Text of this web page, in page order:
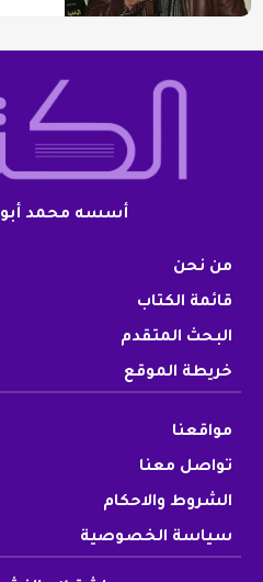
أسسه محمد أبوزيد
من نحن
قائمة الكتاب
البحث المتقدم
خريطة الموقع
مواقعنا
تواصل معنا
الشروط والاحكام
سياسة الخصوصية